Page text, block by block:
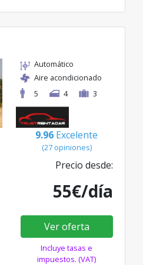
Automático
Aire acondicionado
5
4 3
9.96 Excelente
(27 opiniones)
Precio desde:
55€/día
Ver oferta
Incluye tasas e
impuestos. (VAT)